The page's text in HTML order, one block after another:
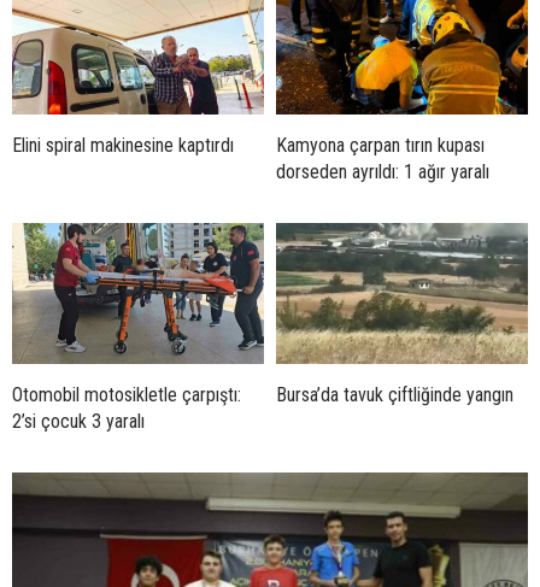
Elini spiral makinesine kaptırdı
Kamyona çarpan tırın kupası
dorseden ayrıldı: 1 ağır yaralı
Otomobil motosikletle çarpıştı:
2’si çocuk 3 yaralı
Bursa’da tavuk çiftliğinde yangın